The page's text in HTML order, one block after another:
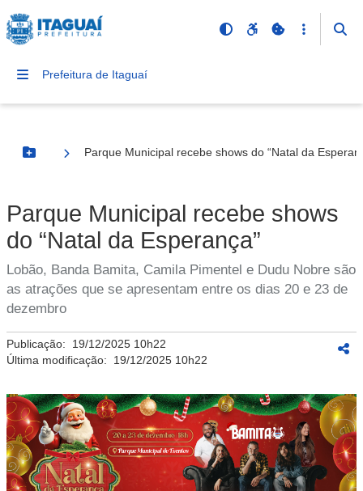
Prefeitura de Itaguaí
Botão Menu
Parque Municipal recebe shows do “Natal da
Parque Municipal recebe shows
do “Natal da Esperança”
Lobão, Banda Bamita, Camila Pimentel e Dudu Nobre são
as atrações que se apresentam entre os dias 20 e 23 de
dezembro
Publicação: 19/12/2025 10h22
Última modificação: 19/12/2025 10h22